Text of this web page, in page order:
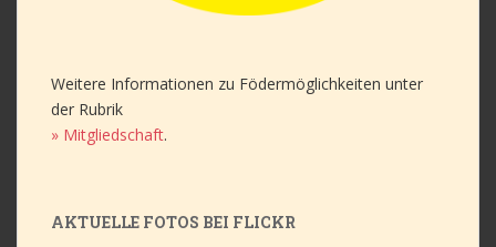
Weitere Informationen zu Födermöglichkeiten unter
der Rubrik
» Mitgliedschaft.
AKTUELLE FOTOS BEI FLICKR